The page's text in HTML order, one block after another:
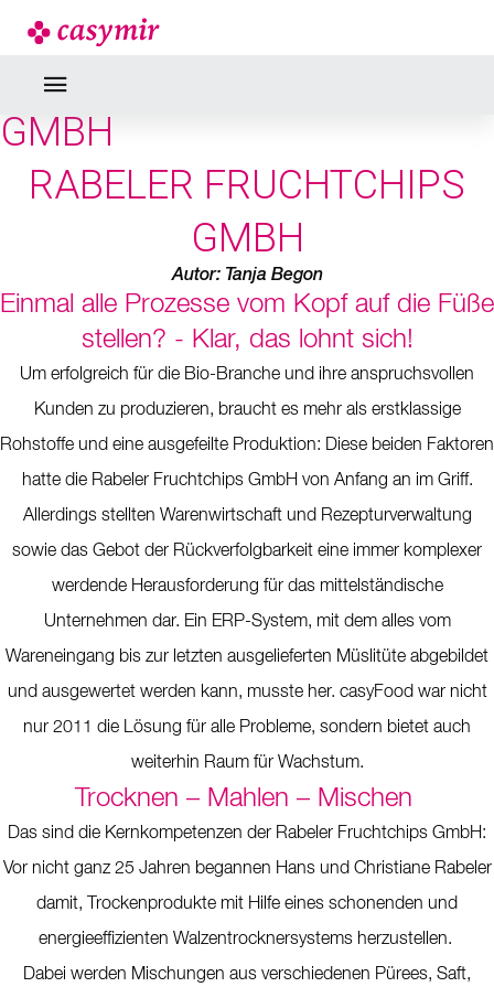
RABELER FRUCHTCHIPS
GMBH
RABELER FRUCHTCHIPS
GMBH
Autor: Tanja Begon
Einmal alle Prozesse vom Kopf auf die Füße
stellen? - Klar, das lohnt sich!
Um erfolgreich für die Bio-Branche und ihre anspruchsvollen
Kunden zu produzieren, braucht es mehr als erstklassige
Rohstoffe und eine ausgefeilte Produktion: Diese beiden Faktoren
hatte die Rabeler Fruchtchips GmbH von Anfang an im Griff.
Allerdings stellten Warenwirtschaft und Rezepturverwaltung
sowie das Gebot der Rückverfolgbarkeit eine immer komplexer
werdende Herausforderung für das mittelständische
Unternehmen dar. Ein ERP-System, mit dem alles vom
Wareneingang bis zur letzten ausgelieferten Müslitüte abgebildet
und ausgewertet werden kann, musste her. casyFood war nicht
nur 2011 die Lösung für alle Probleme, sondern bietet auch
weiterhin Raum für Wachstum.
Trocknen – Mahlen – Mischen
Das sind die Kernkompetenzen der Rabeler Fruchtchips GmbH:
Vor nicht ganz 25 Jahren begannen Hans und Christiane Rabeler
damit, Trockenprodukte mit Hilfe eines schonenden und
energieeffizienten Walzentrocknersystems herzustellen.
Dabei werden Mischungen aus verschiedenen Pürees, Saft,